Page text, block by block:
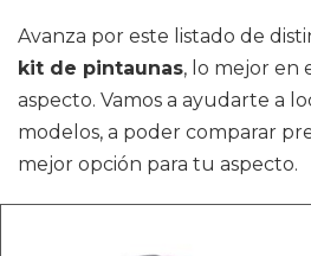
Avanza por este listado de
kit de pintaunas, lo mejor en
aspecto. Vamos a ayudarte a
modelos, a poder comparar
mejor opción para tu aspecto.